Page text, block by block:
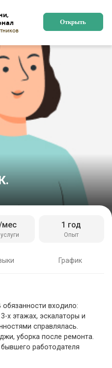
Поиск работы и работников
Открыть
мес
Опыт
1 год
График
входило:
х этажах, эскалаторы и
справлялась.
уборка после ремонта.
работодателя